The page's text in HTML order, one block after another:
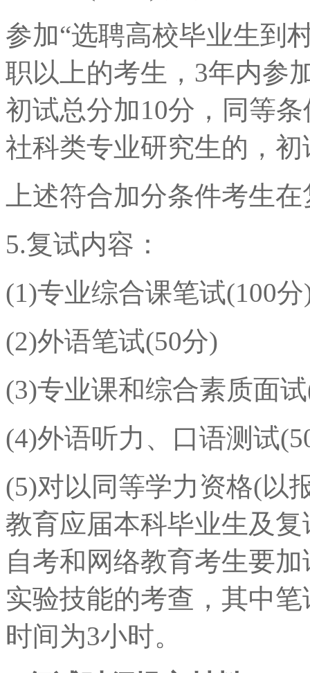
参加“选聘高校毕业生到
职以上的考生，3年内参
初试总分加10分，同等
社科类专业研究生的，
上述符合加分条件考生
5.复试内容：
(1)专业综合课笔试(100分
(2)外语笔试(50分)
(3)专业课和综合素质面
(4)外语听力、口语测试
(5)对以同等学力资格(以
教育应届本科毕业生及
自考和网络教育考生要
实验技能的考查，其中
时间为3小时。